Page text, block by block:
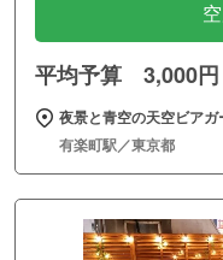
平均予算 3,000円
夜景と青空の天空ビア
有楽町駅／東京都